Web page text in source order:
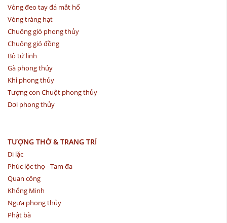
Vòng đeo tay đá mắt hổ
Vòng tràng hạt
Chuông gió phong thủy
Chuông gió đồng
Bộ tứ linh
Gà phong thủy
Khỉ phong thủy
Tượng con Chuột phong thủy
Dơi phong thủy
TƯỢNG THỜ & TRANG TRÍ
Di lặc
Phúc lộc thọ - Tam đa
Quan công
Khổng Minh
Ngựa phong thủy
Phật bà